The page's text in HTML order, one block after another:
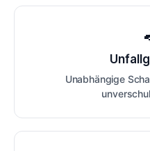
Unabhängige